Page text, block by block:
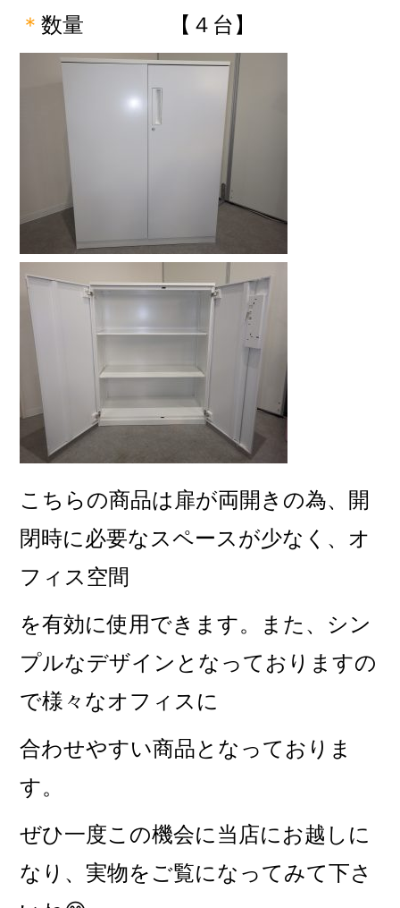
＊数量 【４台】
こちらの商品は扉が両開きの為、開
閉時に必要なスペースが少なく、オ
フィス空間
を有効に使用できます。また、シン
プルなデザインとなっておりますの
で様々なオフィスに
合わせやすい商品となっておりま
す。
ぜひ一度この機会に当店にお越しに
なり、 実物をご覧になってみて下さ